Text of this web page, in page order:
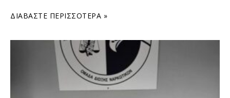
ΔΙΑΒΆΣΤΕ ΠΕΡΙΣΣΌΤΕΡΑ »